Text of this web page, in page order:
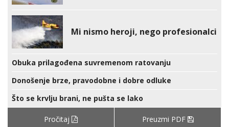
Mi nismo heroji, nego profesionalci
Obuka prilagođena suvremenom ratovanju
Donošenje brze, pravodobne i dobre odluke
Što se krvlju brani, ne pušta se lako
Pročitaj Preuzmi PDF